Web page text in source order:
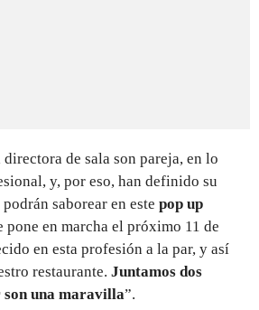
de sala son pareja, en lo
y, por eso, han definido su
saborear en este pop up
pone en marcha el próximo 11 de
en esta profesión a la par, y así
restaurante. Juntamos dos
son una maravilla”.